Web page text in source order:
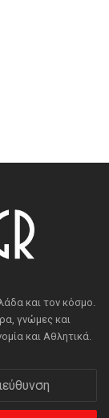
και τον κόσμο.
γνώμες και
και Αθλητικά.